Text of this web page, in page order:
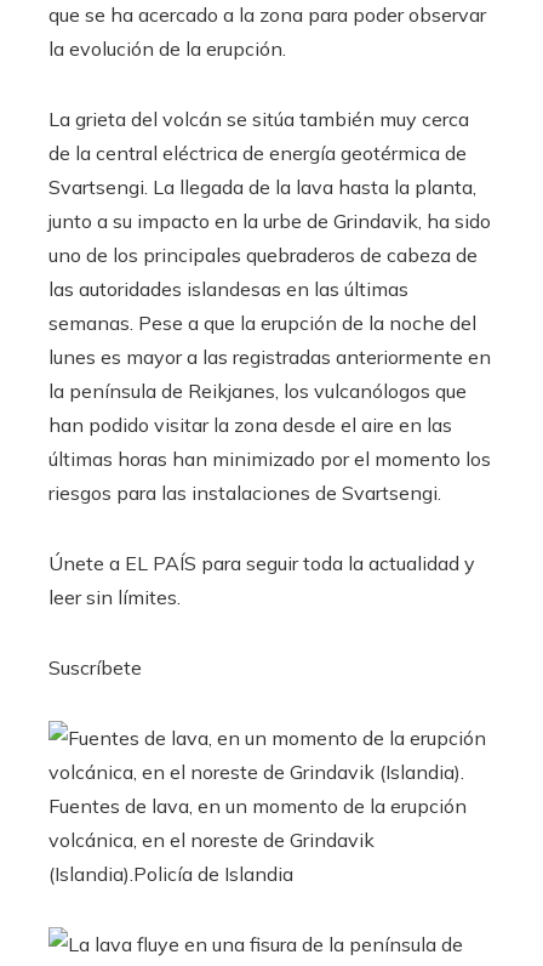
que se ha acercado a la zona para poder observar
la evolución de la erupción.
La grieta del volcán se sitúa también muy cerca
de la central eléctrica de energía geotérmica de
Svartsengi. La llegada de la lava hasta la planta,
junto a su impacto en la urbe de Grindavik, ha sido
uno de los principales quebraderos de cabeza de
las autoridades islandesas en las últimas
semanas. Pese a que la erupción de la noche del
lunes es mayor a las registradas anteriormente en
la península de Reikjanes, los vulcanólogos que
han podido visitar la zona desde el aire en las
últimas horas han minimizado por el momento los
riesgos para las instalaciones de Svartsengi.
Únete a EL PAÍS para seguir toda la actualidad y
leer sin límites.
Suscríbete
Fuentes de lava, en un momento de la erupción
volcánica, en el noreste de Grindavik
(Islandia). Policía de Islandia